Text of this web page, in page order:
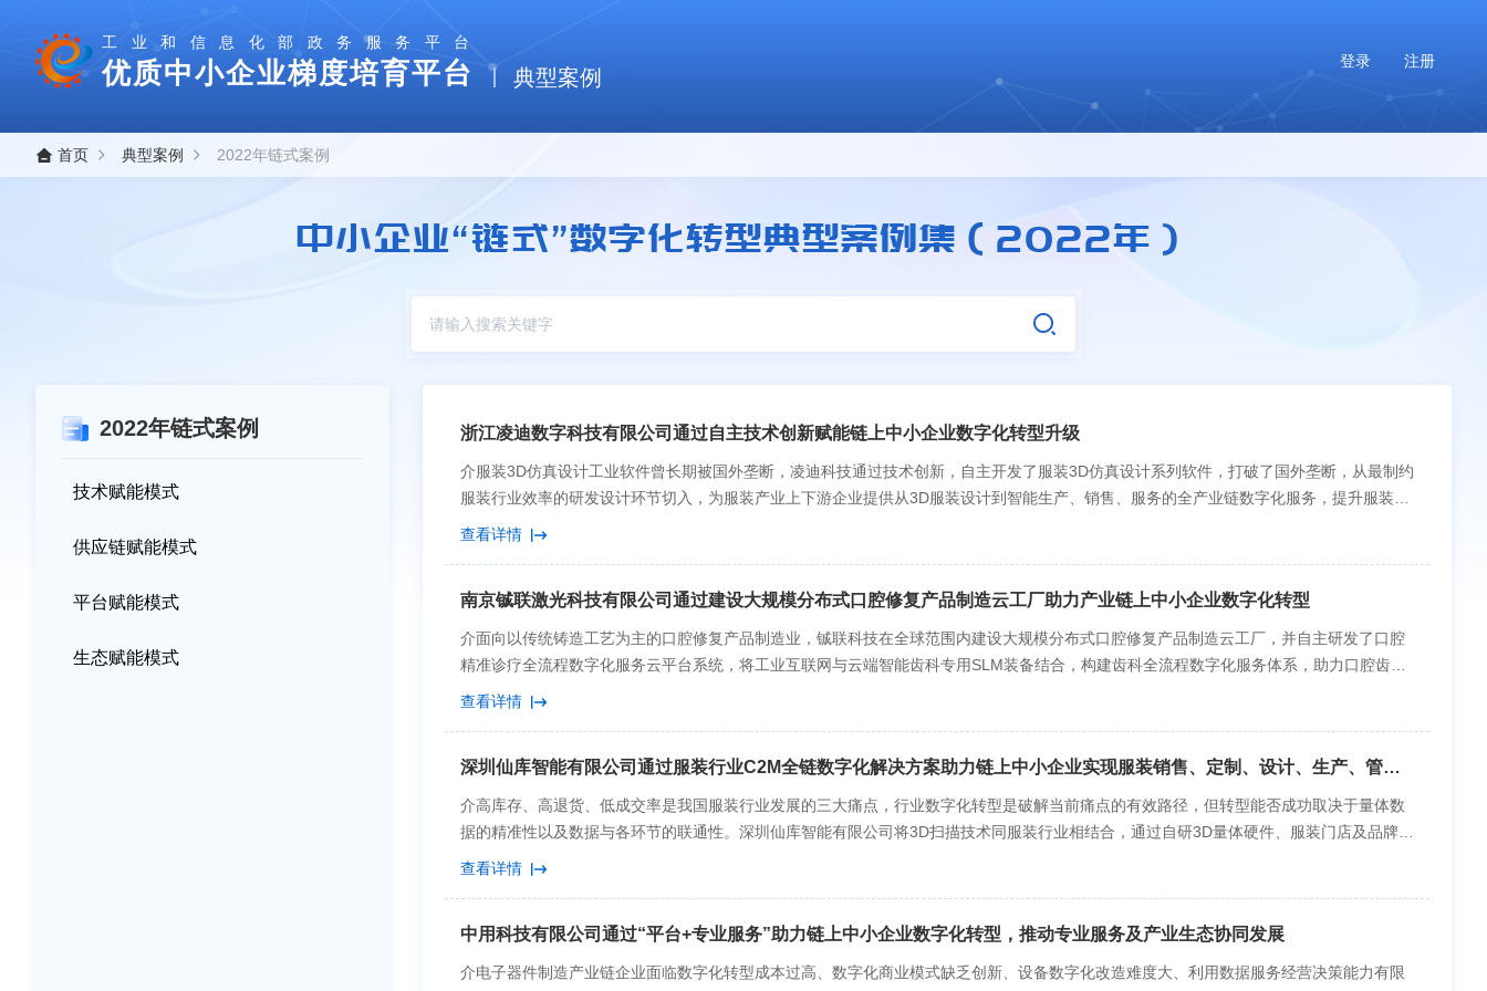
工业和信息化部政务服务平台
优质中小企业梯度培育平台 典型案例
登录 注册
首页 典型案例 2022年链式案例
中小企业“链式”数字化转型典型案例集（2022年）
2022年链式案例
技术赋能模式
供应链赋能模式
平台赋能模式
生态赋能模式
浙江凌迪数字科技有限公司通过自主技术创新赋能链上中小企业数字化转型升级
介服装3D仿真设计工业软件曾长期被国外垄断，凌迪科技通过技术创新，自主开发了服装3D仿真设计系列软件，打破了国外垄断，从最制约
服装行业效率的研发设计环节切入，为服装产业上下游企业提供从3D服装设计到智能生产、销售、服务的全产业链数字化服务，提升服装研
发设计生产效率120%以上，降低服装设计成本80%左右。二、主要背景目前，我国服装产业链上大多数中小企业数字化转型还处于初级阶
转型的主要途径。凌迪科技积极推进技术创新，赋能服装产业链上的服装品牌企业、服装设计企业、服装制造企业、服装贸易企业等大中小
企业，推进服装制造产业链实现“链式”数字化转型。目前，凌迪科技自主研发了基于GPU的3D柔性体物理仿真引擎，开发了一系列产品——
Style3D Studio柔性体仿真设计软件、Style3D Fabric数字织物软件、Style3D Cloud云协同平台、Style3D服装设计推款平台、速款3D服装内
式”数字化转型的整体规划三、具体举措凌迪科技致力于解决服装行业产业链中小企业数字化转型面临的如下问题：一是ODM企业设计创款
成本高、速度慢；二是品牌商样衣打样改样周期长；三是电商上新成本高；四是商品管理成本高；五是信息孤岛、数据断层；六是供应商推
款周期长。凌迪科技首先通过技术创新，为服装产业链上企业提供强大的数字化基础工具，技术创新是解决问题的基础；其次对处于服装产
培训等增值服务，进一步赋能服装行业中小企业。（一）推进根本性技术创新近年来，3D仿真服装设计工业软件领域核心物理仿真引擎均基
于CPU运算，基于CPU运算的好处在于处理多任务仍能保持较高的稳定，但基于CPU运算的劣势也很明显，由于3D仿真模拟涉及到庞大的数
据计算、图形渲染等工作，CPU则明显表现出算力不足，要想进行较大通量的3D服装仿真设计，需要更高性能的CPU才能实现，这无疑加大
了企业的硬件成本。凌迪科技在软件研发之初即选择基于GPU进行仿真引擎开发，由海归人才王华民教授（计算机图形学国际顶级专家、原
俄亥俄州立大学终身教授）带队，开发了世界唯一基于GPU的3D物理仿真引擎，在兼顾稳定性的同时，很好地解决了算力不足的问题，从而
使软件性能得到大幅度提升，降低了3D仿真服装设计工业软件对于高性能硬件的依赖。通过实际使用测得，在同等硬件条件下，基于GPU运
算的软件性能为基于CPU运算的5倍左右。通过“元创新”，凌迪科技开发了一系列的3D仿真服装设计工业软件，为服装行业企业提供了功能
查看详情
南京铖联激光科技有限公司通过建设大规模分布式口腔修复产品制造云工厂助力产业链上中小企业数字化转型
介面向以传统铸造工艺为主的口腔修复产品制造业，铖联科技在全球范围内建设大规模分布式口腔修复产品制造云工厂，并自主研发了口腔
精准诊疗全流程数字化服务云平台系统，将工业互联网与云端智能齿科专用SLM装备结合，构建齿科全流程数字化服务体系，助力口腔齿科
全产业链的智能化改革与数字化转型升级，其SLM装备及云平台服务覆盖国内90%市场，形成日均超10万的口腔个性化医疗器械设计制造能
渐成熟，部分口腔修复产品制造企业通过购买国外的3D打印设备改良口腔修复产品的部分制造工艺，从而提升产品的质量。然而，随着生活
水平的提高，国民的口腔保健意识日益增强，消费者对减少诊疗次数、产品佩戴舒适度的要求也在逐渐加强，单工序的数字化改良已无法满
足消费者日益增长的口腔健康服务需求。铖联科技通过将高端的智能装备、前沿的3D打印工艺、快响应AI智能设计以及基于大数据的SAAS
传统口腔修复产品加工工艺流程长、质量稳定性差、成本高、工作环境差等痛点，推动全产业链上中小企业的数字化转型。 图1 2022年公司
云工厂分布图三、具体举措（一）构建基于制造云工厂的线上线下联通渠道公司立足于口腔齿科产业链上游，利用3D打印高端智能装备和全
套自动化制造系统，帮助中游的口腔修复产品制造企业建立数字化生产线，取代传统的失蜡铸造工艺，为其科技赋能，实现数字化智能化升
包括：（1）在合作企业的厂区内建立云工厂网点，根据其生产规模配备2-3台齿科专用SLM高端装备，将网点内的3D打印设备物联上网，实
查看详情
深圳仙库智能有限公司通过服装行业C2M全链数字化解决方案助力链上中小企业实现服装销售、定制、设计、生产、管理数字化转型
介高库存、高退货、低成交率是我国服装行业发展的三大痛点，行业数字化转型是破解当前痛点的有效路径，但转型能否成功取决于量体数
据的精准性以及数据与各环节的联通性。深圳仙库智能有限公司将3D扫描技术同服装行业相结合，通过自研3D量体硬件、服装门店及品牌管
理SAAS、供应链平台及其管理系统，获取标准化精准体征数据，打通消费端到设计端、生产端各环节，实现服装行业C2M全链数字化，实
施二、主要背景服装行业中小企业数字化转型面临不懂转、不敢转、不想转、不够转的四大问题。不懂转是指企业不知道转型的路径与方
法，不敢转是指企业对数字化转型是否会为他们降本增效、是否会给他们带来的如期效果存在顾虑，不想转是指许多企业对于不熟悉的新生
查看详情
中用科技有限公司通过“平台+专业服务”助力链上中小企业数字化转型，推动专业服务及产业生态协同发展
介电子器件制造产业链企业面临数字化转型成本过高、数字化商业模式缺乏创新、设备数字化改造难度大、利用数据服务经营决策能力有限